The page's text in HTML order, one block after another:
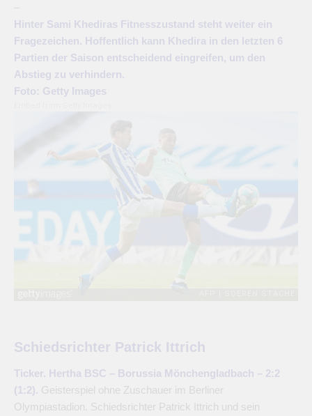
–
Hinter Sami Khediras Fitnesszustand steht weiter ein
Fragezeichen. Hoffentlich kann Khedira in den letzten 6
Partien der Saison entscheidend eingreifen, um den
Abstieg zu verhindern.
Foto: Getty Images
Schiedsrichter Patrick Ittrich
Ticker. Hertha BSC – Borussia Mönchengladbach – 2:2
(1:2). Geisterspiel ohne Zuschauer im Berliner
Olympiastadion. Schiedsrichter Patrick Ittrich und sein